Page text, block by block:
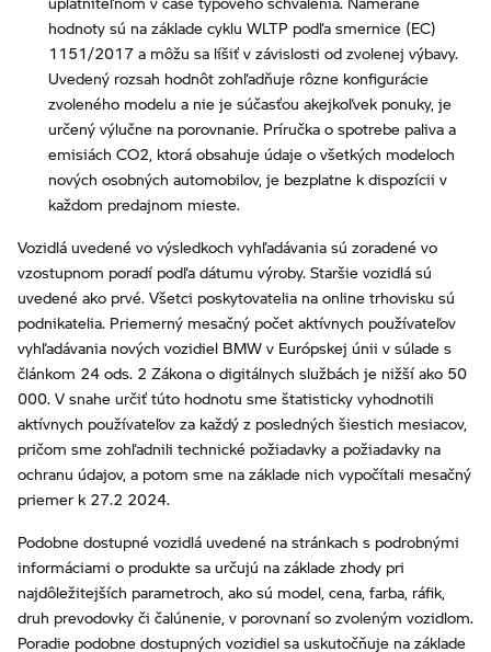
hodnoty sú na základe cyklu WLTP podľa smernice (EC)
1151/2017 a môžu sa líšiť v závislosti od zvolenej výbavy.
Uvedený rozsah hodnôt zohľadňuje rôzne konfigurácie
zvoleného modelu a nie je súčasťou akejkoľvek ponuky, je
určený výlučne na porovnanie. Príručka o spotrebe paliva a
emisiách CO2, ktorá obsahuje údaje o všetkých modeloch
nových osobných automobilov, je bezplatne k dispozícii v
každom predajnom mieste.
Vozidlá uvedené vo výsledkoch vyhľadávania sú zoradené vo
vzostupnom poradí podľa dátumu výroby. Staršie vozidlá sú
uvedené ako prvé. Všetci poskytovatelia na online trhovisku sú
podnikatelia. Priemerný mesačný počet aktívnych používateľov
vyhľadávania nových vozidiel BMW v Európskej únii v súlade s
článkom 24 ods. 2 Zákona o digitálnych službách je nižší ako 50
000. V snahe určiť túto hodnotu sme štatisticky vyhodnotili
aktívnych používateľov za každý z posledných šiestich mesiacov,
pričom sme zohľadnili technické požiadavky a požiadavky na
ochranu údajov, a potom sme na základe nich vypočítali mesačný
priemer k 27.2 2024.
Podobne dostupné vozidlá uvedené na stránkach s podrobnými
informáciami o produkte sa určujú na základe zhody pri
najdôležitejších parametroch, ako sú model, cena, farba, ráfik,
druh prevodovky či čalúnenie, v porovnaní so zvoleným vozidlom.
Poradie podobne dostupných vozidiel sa uskutočňuje na základe